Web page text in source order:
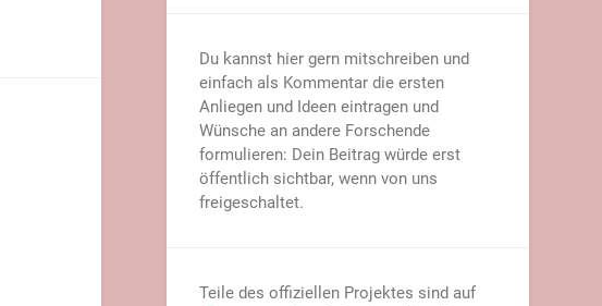
Du kannst hier gern mitschreiben und
einfach als Kommentar die ersten
Anliegen und Ideen eintragen und
Wünsche an andere Forschende
formulieren: Dein Beitrag würde erst
öffentlich sichtbar, wenn von uns
freigeschaltet.
Teile des offiziellen Projektes sind auf